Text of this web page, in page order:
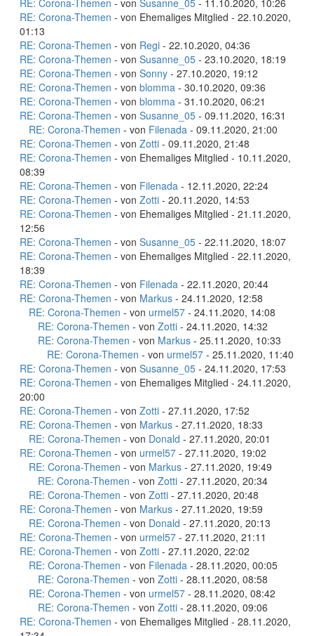
RE: Corona-Themen - von Susanne_05 - 11.10.2020, 10:26
RE: Corona-Themen - von Ehemaliges Mitglied - 22.10.2020,
01:13
RE: Corona-Themen - von Regi - 22.10.2020, 04:36
RE: Corona-Themen - von Susanne_05 - 23.10.2020, 18:19
RE: Corona-Themen - von Sonny - 27.10.2020, 19:12
RE: Corona-Themen - von blomma - 30.10.2020, 09:36
RE: Corona-Themen - von blomma - 31.10.2020, 06:21
RE: Corona-Themen - von Susanne_05 - 09.11.2020, 16:31
RE: Corona-Themen - von Filenada - 09.11.2020, 21:00
RE: Corona-Themen - von Zotti - 09.11.2020, 21:48
RE: Corona-Themen - von Ehemaliges Mitglied - 10.11.2020,
08:39
RE: Corona-Themen - von Filenada - 12.11.2020, 22:24
RE: Corona-Themen - von Zotti - 20.11.2020, 14:53
RE: Corona-Themen - von Ehemaliges Mitglied - 21.11.2020,
12:56
RE: Corona-Themen - von Susanne_05 - 22.11.2020, 18:07
RE: Corona-Themen - von Ehemaliges Mitglied - 22.11.2020,
18:39
RE: Corona-Themen - von Filenada - 22.11.2020, 20:44
RE: Corona-Themen - von Markus - 24.11.2020, 12:58
RE: Corona-Themen - von urmel57 - 24.11.2020, 14:08
RE: Corona-Themen - von Zotti - 24.11.2020, 14:32
RE: Corona-Themen - von Markus - 25.11.2020, 10:33
RE: Corona-Themen - von urmel57 - 25.11.2020, 11:40
RE: Corona-Themen - von Susanne_05 - 24.11.2020, 17:53
RE: Corona-Themen - von Ehemaliges Mitglied - 24.11.2020,
20:00
RE: Corona-Themen - von Zotti - 27.11.2020, 17:52
RE: Corona-Themen - von Markus - 27.11.2020, 18:33
RE: Corona-Themen - von Donald - 27.11.2020, 20:01
RE: Corona-Themen - von urmel57 - 27.11.2020, 19:02
RE: Corona-Themen - von Markus - 27.11.2020, 19:49
RE: Corona-Themen - von Zotti - 27.11.2020, 20:34
RE: Corona-Themen - von Zotti - 27.11.2020, 20:48
RE: Corona-Themen - von Markus - 27.11.2020, 19:59
RE: Corona-Themen - von Donald - 27.11.2020, 20:13
RE: Corona-Themen - von urmel57 - 27.11.2020, 21:11
RE: Corona-Themen - von Zotti - 27.11.2020, 22:02
RE: Corona-Themen - von Filenada - 28.11.2020, 00:05
RE: Corona-Themen - von Zotti - 28.11.2020, 08:58
RE: Corona-Themen - von urmel57 - 28.11.2020, 08:42
RE: Corona-Themen - von Zotti - 28.11.2020, 09:06
RE: Corona-Themen - von Ehemaliges Mitglied - 28.11.2020,